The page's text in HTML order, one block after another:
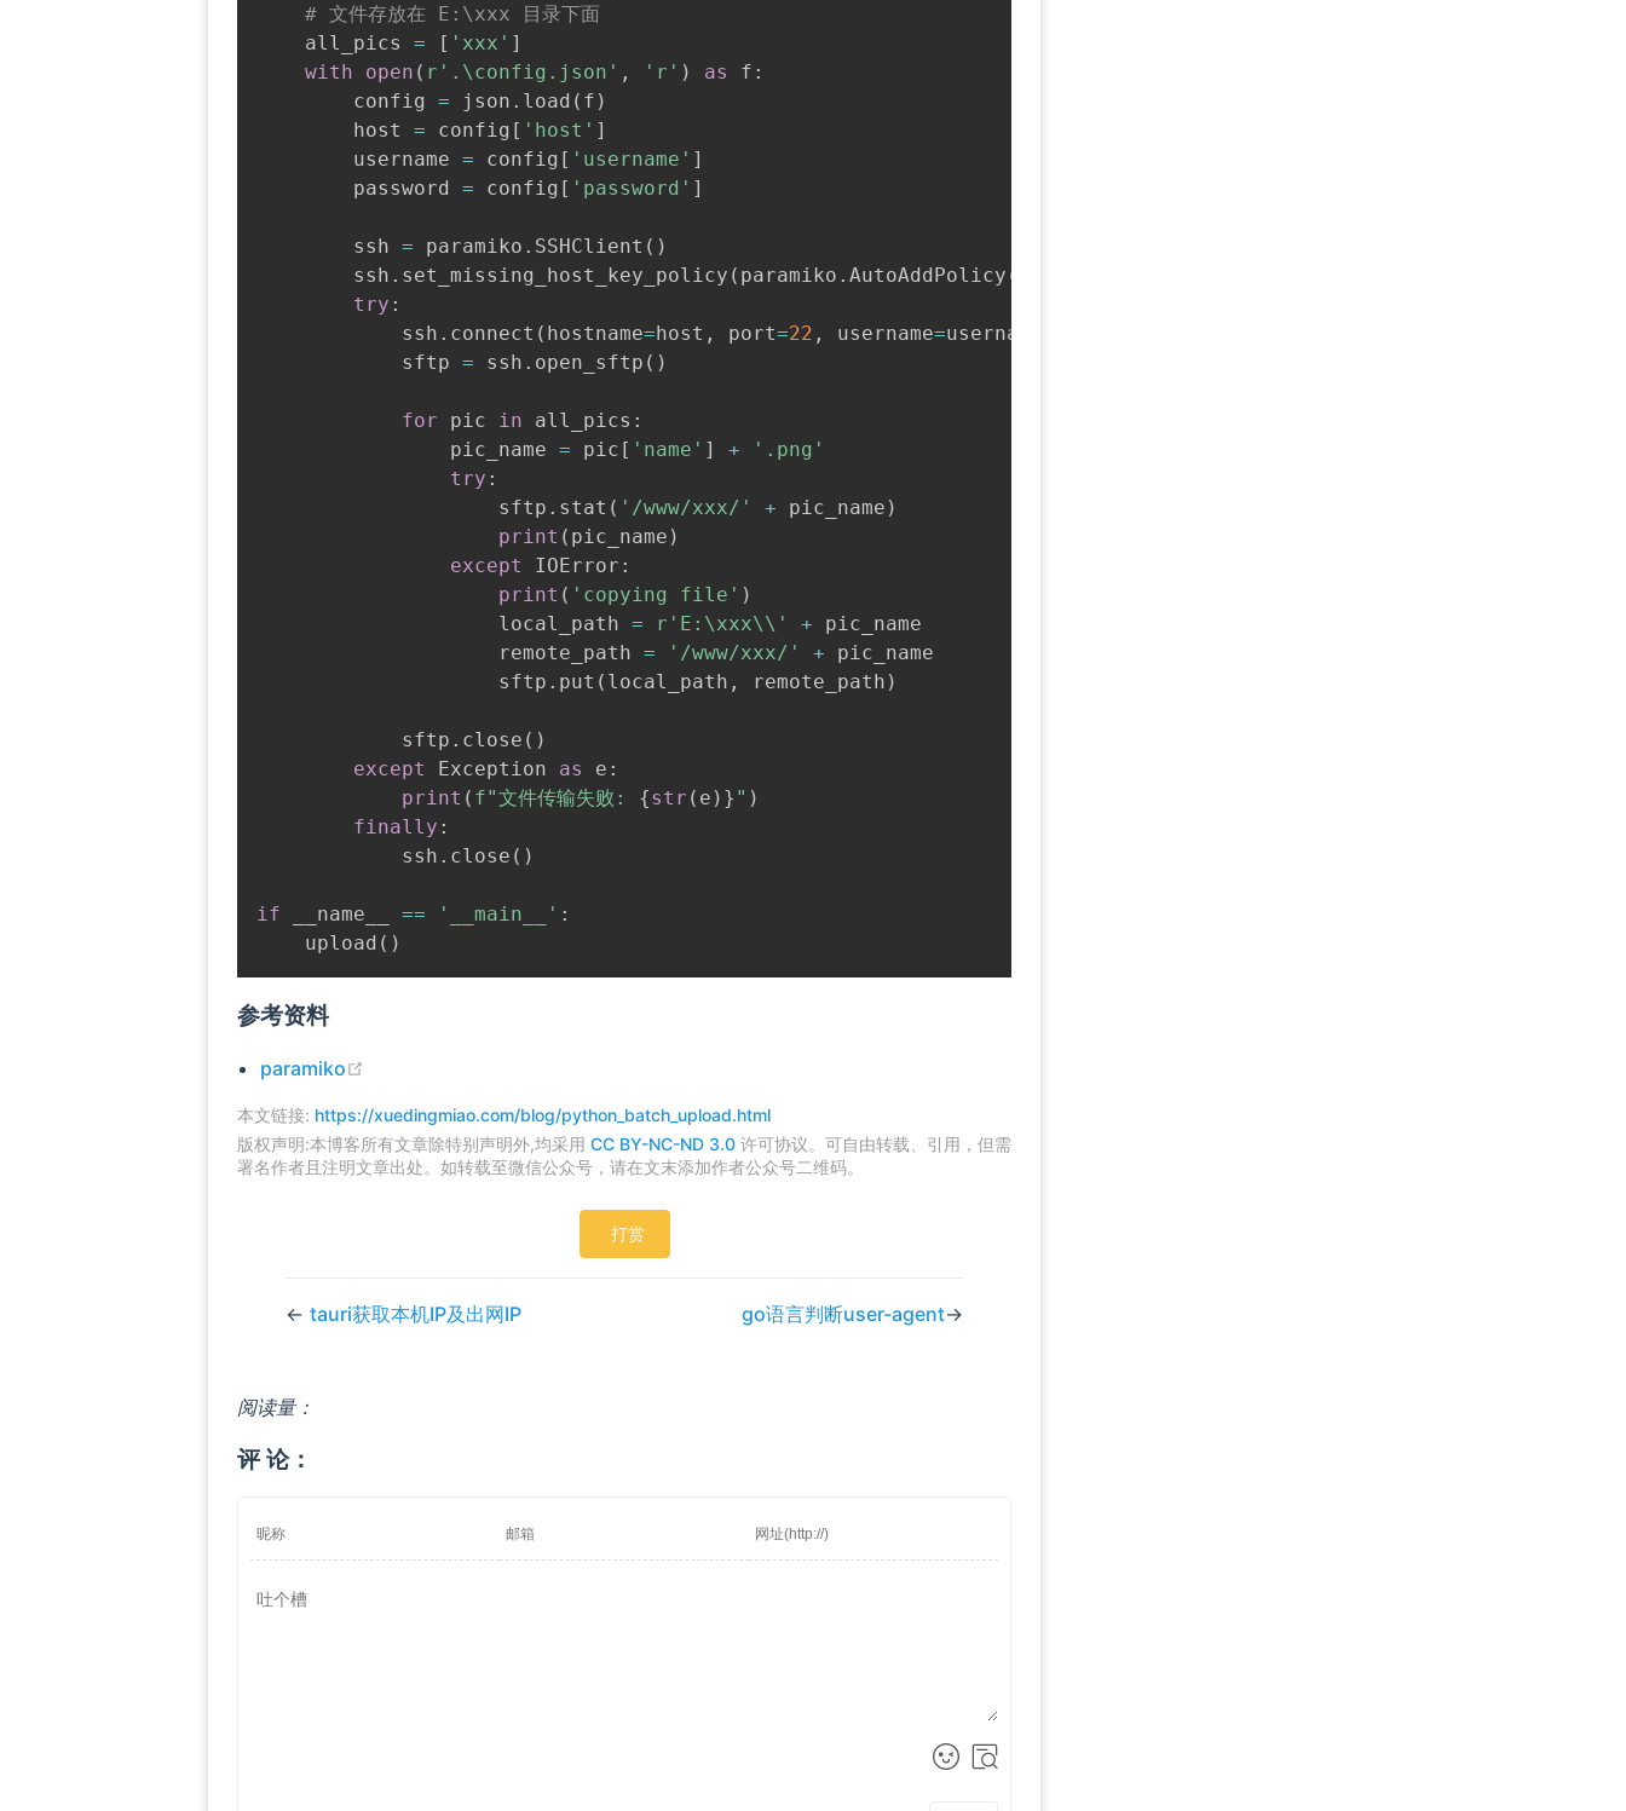
# 文件存放在 E:\xxx 目录下面
    all_pics
= [ 'xxx' ]
with
open ( r'.\config.json' , 'r' ) as f :
        config
= json . load ( f )
        host
= config [ 'host' ]
        username
= config [ 'username' ]
        password
= config [ 'password' ]
        ssh
= paramiko . SSHClient ( )
        ssh
. set_missing_host_key_policy ( paramiko . AutoAddPolicy (
try :
            ssh
. connect ( hostname=host , port=22 , username=username
            sftp
= ssh . open_sftp ( )
for pic in all_pics :
                pic_name
= pic [ 'name' ] +
'.png'
try :
                    sftp
. stat ( '/www/xxx/' + pic_name )
print ( pic_name )
except
IOError :
print ( 'copying file' )
                    local_path
= r'E:\xxx\\' + pic_name
                    remote_path
= '/www/xxx/' + pic_name
                    sftp
. put ( local_path , remote_path )
            sftp
. close ( )
except
Exception as e :
print ( f"文件传输失败: {str ( e ) } " )
finally :
            ssh
. close ( )
if __name__ == '__main__' :
    upload
( )
参考资料
paramiko
本文链接: https://xuedingmiao.com/blog/python_batch_upload.html
版权声明:本博客所有文章除特别声明外,均采用 CC BY-NC-ND 3.0 许可协议。可自由转载、引用，但需
署名作者且注明文章出处。如转载至微信公众号，请在文末添加作者公众号二维码。
打赏
← tauri获取本机IP及出网IP go语言判断user-agent→
阅读量：
评 论：